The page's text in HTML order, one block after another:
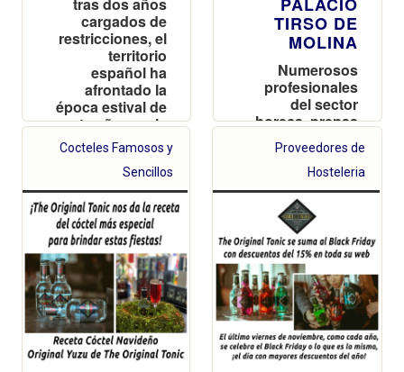
cargados de
restricciones, el
territorio
español ha
afrontado la
época estival de
este año con la
consolidación
del sector
hostelero,
alcanzando
cifras similares
a las del verano
de 2019
TIRSO DE
MOLINA
Numerosos
profesionales
del sector
horeca, prensa
y particulares
se han
acercado a
conocer la
marca de
primera mano
en este evento
organizado por
Elite
Excellence-
Federación
Española del
lujo
Cocteles Famosos y
Sencillos
Proveedores de
Hosteleria